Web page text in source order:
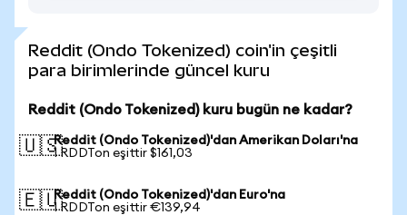
Reddit (Ondo Tokenized) coin'in çeşitli
para birimlerinde güncel kuru
Reddit (Ondo Tokenized) kuru bugün ne kadar?
🇺🇸Reddit (Ondo Tokenized)'dan Amerikan Doları'na
1 RDDTon eşittir $161,03
🇪🇺Reddit (Ondo Tokenized)'dan Euro'na
1 RDDTon eşittir €139,94